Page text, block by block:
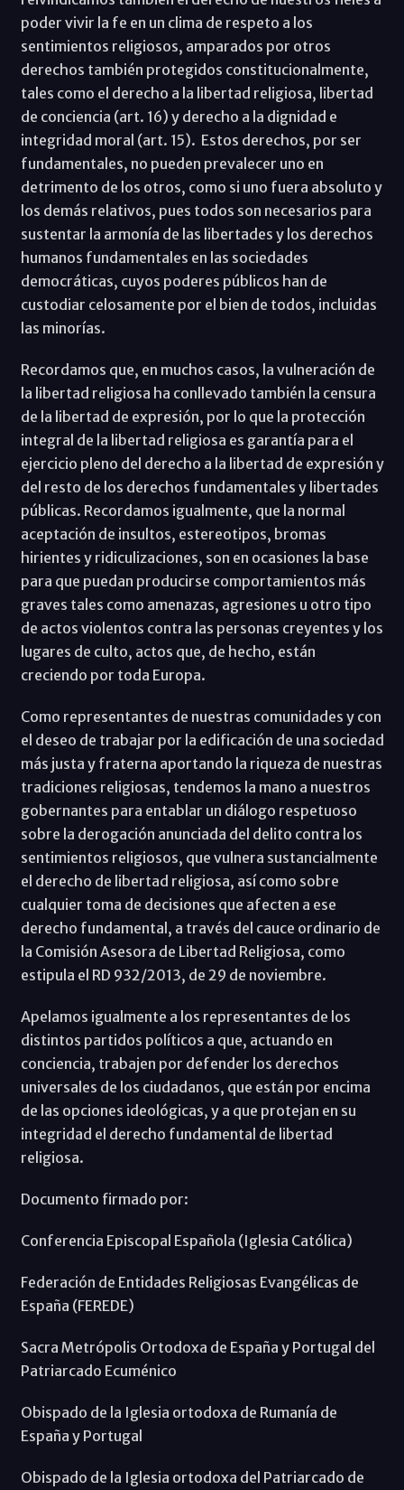
poder vivir la fe en un clima de respeto a los
sentimientos religiosos, amparados por otros
derechos también protegidos constitucionalmente,
tales como el derecho a la libertad religiosa, libertad
de conciencia (art. 16) y derecho a la dignidad e
integridad moral (art. 15). Estos derechos, por ser
fundamentales, no pueden prevalecer uno en
detrimento de los otros, como si uno fuera absoluto y
los demás relativos, pues todos son necesarios para
sustentar la armonía de las libertades y los derechos
humanos fundamentales en las sociedades
democráticas, cuyos poderes públicos han de
custodiar celosamente por el bien de todos, incluidas
las minorías.
Recordamos que, en muchos casos, la vulneración de
la libertad religiosa ha conllevado también la censura
de la libertad de expresión, por lo que la protección
integral de la libertad religiosa es garantía para el
ejercicio pleno del derecho a la libertad de expresión y
del resto de los derechos fundamentales y libertades
públicas. Recordamos igualmente, que la normal
aceptación de insultos, estereotipos, bromas
hirientes y ridiculizaciones, son en ocasiones la base
para que puedan producirse comportamientos más
graves tales como amenazas, agresiones u otro tipo
de actos violentos contra las personas creyentes y los
lugares de culto, actos que, de hecho, están
creciendo por toda Europa.
Como representantes de nuestras comunidades y con
el deseo de trabajar por la edificación de una sociedad
más justa y fraterna aportando la riqueza de nuestras
tradiciones religiosas, tendemos la mano a nuestros
gobernantes para entablar un diálogo respetuoso
sobre la derogación anunciada del delito contra los
sentimientos religiosos, que vulnera sustancialmente
el derecho de libertad religiosa, así como sobre
cualquier toma de decisiones que afecten a ese
derecho fundamental, a través del cauce ordinario de
la Comisión Asesora de Libertad Religiosa, como
estipula el RD 932/2013, de 29 de noviembre.
Apelamos igualmente a los representantes de los
distintos partidos políticos a que, actuando en
conciencia, trabajen por defender los derechos
universales de los ciudadanos, que están por encima
de las opciones ideológicas, y a que protejan en su
integridad el derecho fundamental de libertad
religiosa.
Documento firmado por:
Conferencia Episcopal Española (Iglesia Católica)
Federación de Entidades Religiosas Evangélicas de
España (FEREDE)
Sacra Metrópolis Ortodoxa de España y Portugal del
Patriarcado Ecuménico
Obispado de la Iglesia ortodoxa de Rumanía de
España y Portugal
Obispado de la Iglesia ortodoxa del Patriarcado de